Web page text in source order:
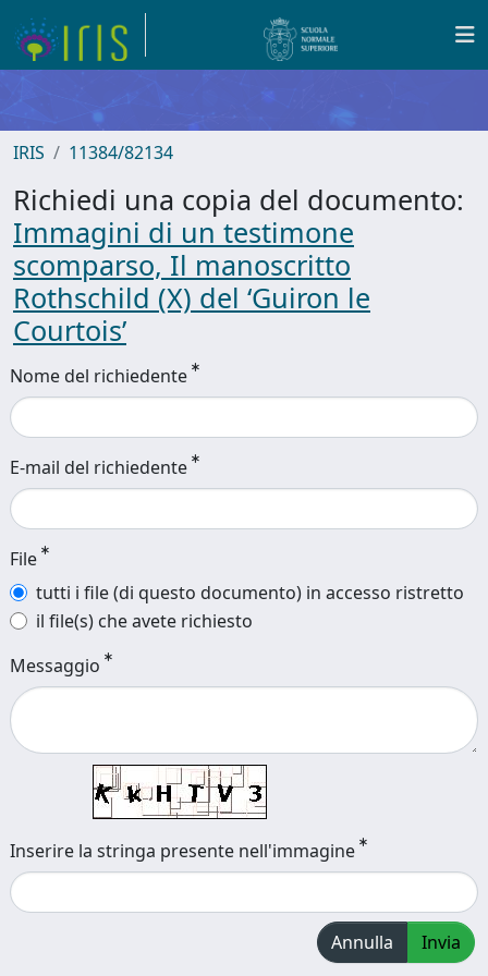
IRIS 11384/82134
Richiedi una copia del documento:
Immagini di un testimone
scomparso, Il manoscritto
Rothschild (X) del ‘Guiron le
Courtois’
Nome del richiedente
E-mail del richiedente
File
tutti i file (di questo documento) in accesso ristretto
il file(s) che avete richiesto
Messaggio
Inserire la stringa presente nell'immagine
Annulla Invia